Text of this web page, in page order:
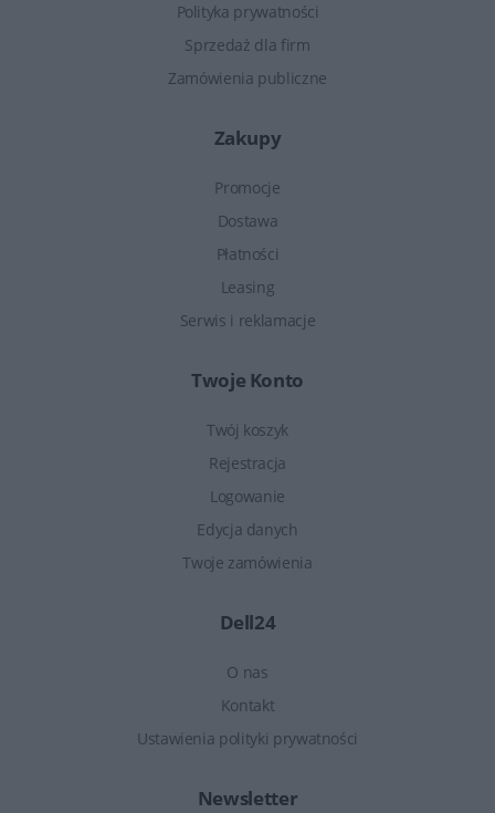
Polityka prywatności
Sprzedaż dla firm
Zamówienia publiczne
Zakupy
Promocje
Dostawa
Płatności
Leasing
Serwis i reklamacje
Twoje Konto
Twój koszyk
Rejestracja
Logowanie
Edycja danych
Twoje zamówienia
Dell24
O nas
Kontakt
Ustawienia polityki prywatności
Newsletter